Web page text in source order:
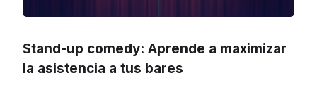
Stand-up comedy: Aprende a maximizar
la asistencia a tus bares